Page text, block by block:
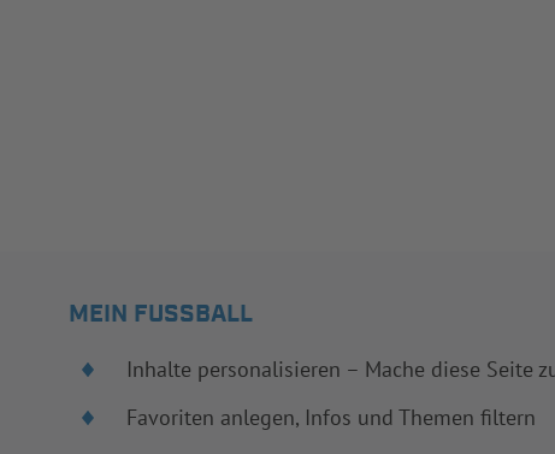
MEIN FUSSBALL
Inhalte personalisieren – Mache diese Seite
Favoriten anlegen, Infos und Themen filtern